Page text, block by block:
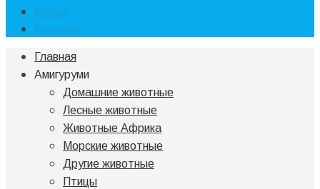
Разное
Контакты
Главная
Амигуруми
Домашние животные
Лесные животные
Животные Африка
Морские животные
Другие животные
Птицы